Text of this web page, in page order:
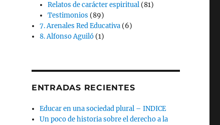
Relatos de carácter espiritual (81)
Testimonios (89)
7. Arenales Red Educativa (6)
8. Alfonso Aguiló (1)
ENTRADAS RECIENTES
Educar en una sociedad plural – INDICE
Un poco de historia sobre el derecho a la